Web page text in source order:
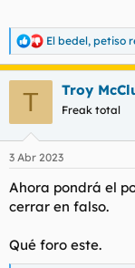
R
e
e
:
El bedel, petiso
T Troy
Freak total
3 Abr 2023
Ahora pondrá el
cerrar en falso.
Qué foro este.